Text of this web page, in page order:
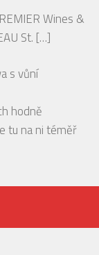
vín spolu s
a
Wines &
St.
s vůní
hodně